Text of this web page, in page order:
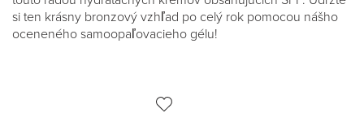
si ten krásny bronzový vzhľad po celý rok pomocou nášho
oceneného samoopaľovacieho gélu!